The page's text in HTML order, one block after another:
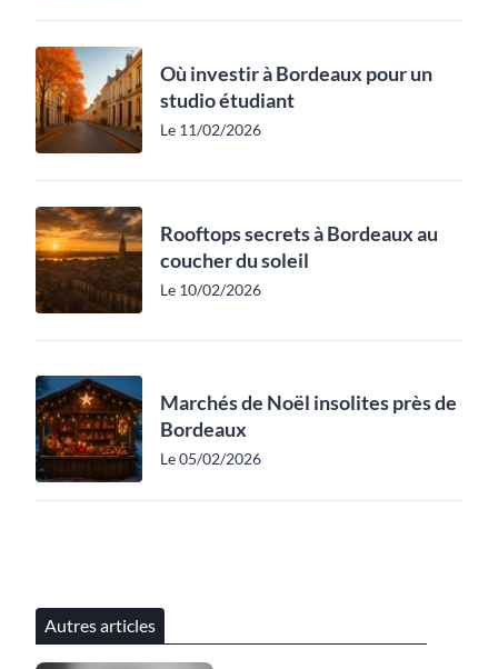
Où investir à Bordeaux pour un
studio étudiant
Le 11/02/2026
Rooftops secrets à Bordeaux au
coucher du soleil
Le 10/02/2026
Marchés de Noël insolites près de
Bordeaux
Le 05/02/2026
Autres articles